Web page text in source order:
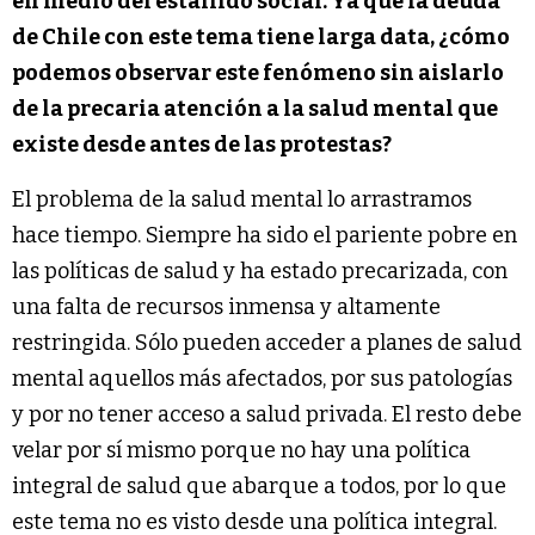
de Chile con este tema tiene larga data, ¿cómo
podemos observar este fenómeno sin aislarlo
de la precaria atención a la salud mental que
existe desde antes de las protestas?
El problema de la salud mental lo arrastramos
hace tiempo. Siempre ha sido el pariente pobre en
las políticas de salud y ha estado precarizada, con
una falta de recursos inmensa y altamente
restringida. Sólo pueden acceder a planes de salud
mental aquellos más afectados, por sus patologías
y por no tener acceso a salud privada. El resto debe
velar por sí mismo porque no hay una política
integral de salud que abarque a todos, por lo que
este tema no es visto desde una política integral.